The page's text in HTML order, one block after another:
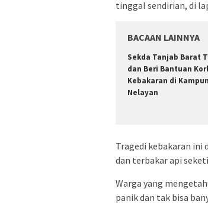
tinggal sendirian, di
BACAAN LAINNYA
Sekda Tanjab Barat
dan Beri Bantuan
Kebakaran di
Nelayan
Tragedi kebakaran ini
dan terbakar api
Warga yang
panik dan tak bisa